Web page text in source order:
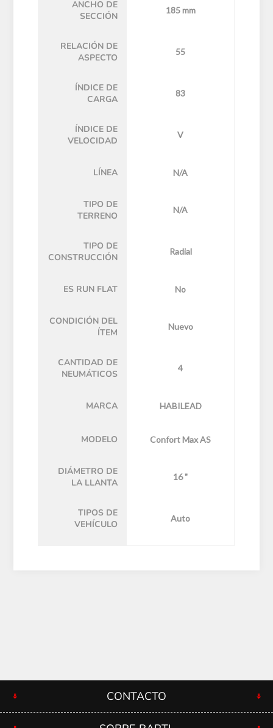
ANCHO DE
SECCIÓN
185 mm
RELACIÓN DE
ASPECTO
55
ÍNDICE DE
CARGA
83
ÍNDICE DE
VELOCIDAD
V
LÍNEA N/A
TIPO DE
TERRENO
N/A
TIPO DE
CONSTRUCCIÓN
Radial
ES RUN FLAT No
CONDICIÓN DEL
ÍTEM
Nuevo
CANTIDAD DE
NEUMÁTICOS
4
MARCA HABILEAD
MODELO Confort Max AS
DIÁMETRO DE
LA LLANTA
16 "
TIPOS DE
VEHÍCULO
Auto
CONTACTO